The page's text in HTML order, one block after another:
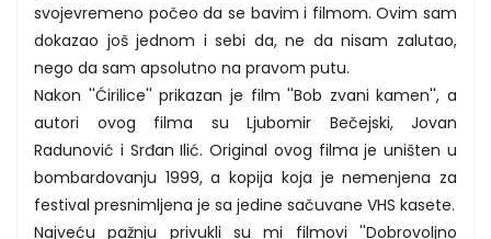
svojevremeno počeo da se bavim i filmom. Ovim sam
dokazao još jednom i sebi da, ne da nisam zalutao,
nego da sam apsolutno na pravom putu.
Nakon ''Ćirilice'' prikazan je film ''Bob zvani kamen'', a
autori ovog filma su Ljubomir Bečejski, Jovan
Radunović i Srđan Ilić. Original ovog filma je uništen u
bombardovanju 1999, a kopija koja je nemenjena za
festival presnimljena je sa jedine sačuvane VHS kasete.
Najveću pažnju privukli su mi filmovi ''Dobrovoljno